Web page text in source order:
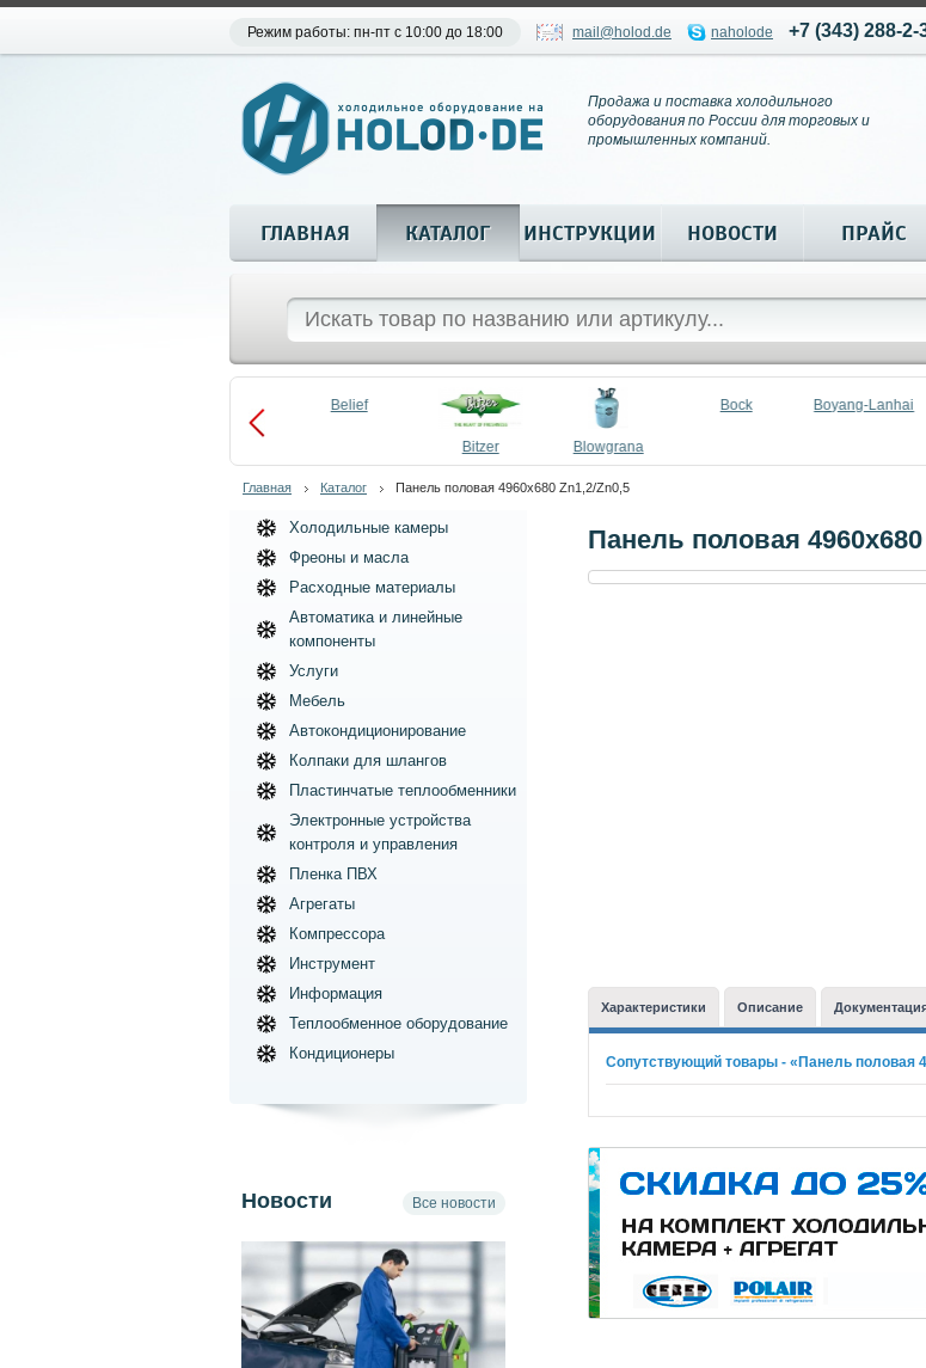
Режим работы: пн-пт с 10:00 до 18:00 mail@holod.de naholode +7 (343) 288-2-
Продажа и поставка холодильного
оборудования по России для торговых и
промышленных компаний.
ГЛАВНАЯ КАТАЛОГ ИНСТРУКЦИИ НОВОСТИ ПРАЙС
Belief
Bitzer Blowgrana
Bock Boyang-Lanhai
Главная Каталог Панель половая 4960х680 Zn1,2/Zn0,5
Панель половая
Характеристики Описание
Сопутствующий товары - «Панель половая
Холодильные камеры
Фреоны и масла
Расходные материалы
Автоматика и линейные
компоненты
Услуги
Мебель
Автокондиционирование
Колпаки для шлангов
Пластинчатые теплообменники
Электронные устройства
контроля и управления
Пленка ПВХ
Агрегаты
Компрессора
Инструмент
Информация
Теплообменное оборудование
Кондиционеры
Новости Все новости